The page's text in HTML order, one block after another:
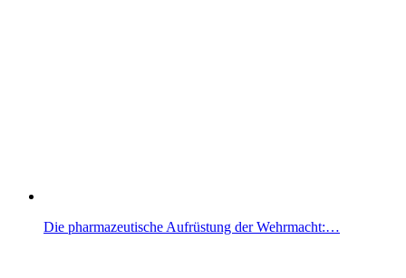
Die pharmazeutische Aufrüstung der Wehrmacht:…